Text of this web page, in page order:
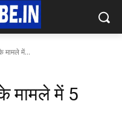
मामले में...
मामले में 5